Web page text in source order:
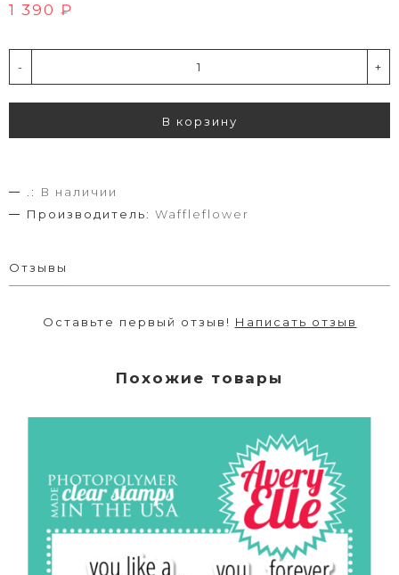
1 390 ₽
- +
В корзину
.:
В наличии
Производитель: Waffleflower
Отзывы
Оставьте первый отзыв! Написать отзыв
Похожие товары